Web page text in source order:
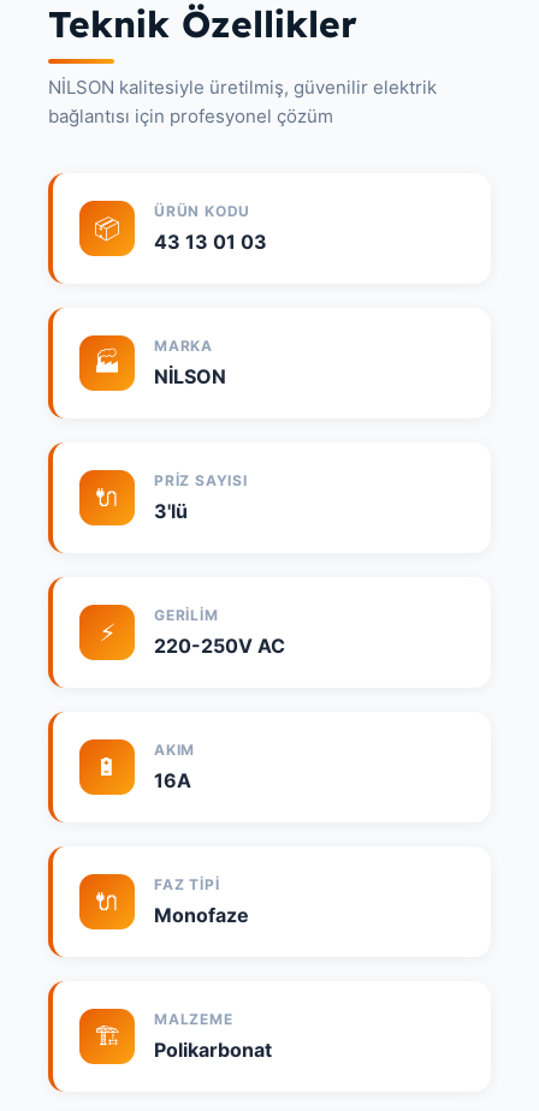
Teknik Özellikler
NİLSON kalitesiyle üretilmiş, güvenilir elektrik
bağlantısı için profesyonel çözüm
📦
ÜRÜN KODU
43 13 01 03
🏭
MARKA
NİLSON
🔌
PRIZ SAYISI
3'lü
⚡
GERILIM
220-250V AC
🔋
AKIM
16A
🔌
FAZ TIPI
Monofaze
🏗️
MALZEME
Polikarbonat